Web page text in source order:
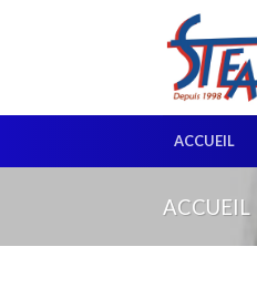
ACCUEIL
ACCUEIL